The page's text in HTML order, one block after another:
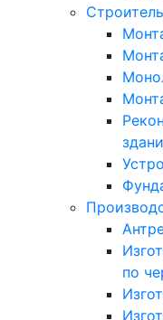
по